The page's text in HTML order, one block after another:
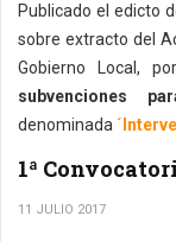
Publicado el edicto
sobre extracto del
Gobierno Local,
subvenciones
denominada
1ª
11 JULIO 2017